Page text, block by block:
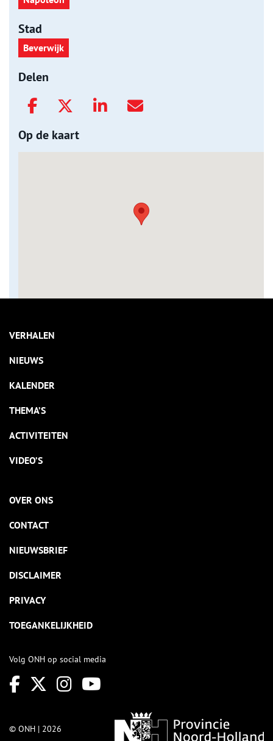
Stad
Beverwijk
Delen
Op de kaart
VERHALEN
NIEUWS
KALENDER
THEMA’S
ACTIVITEITEN
VIDEO’S
OVER ONS
CONTACT
NIEUWSBRIEF
DISCLAIMER
PRIVACY
TOEGANKELIJKHEID
Volg ONH op social media
© ONH | 2026